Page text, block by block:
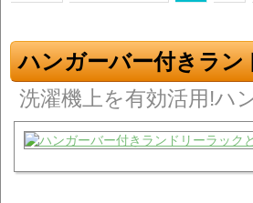
ハンガーバー付きラン
洗濯機上を有効活用!ハ